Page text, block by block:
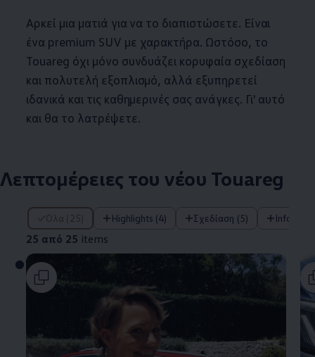
Αρκεί μια ματιά για να το διαπιστώσετε. Είναι
ένα premium SUV με χαρακτήρα. Ωστόσο, το
Touareg όχι μόνο συνδυάζει κορυφαία σχεδίαση
και πολυτελή εξοπλισμό, αλλά εξυπηρετεί
ιδανικά και τις καθημερινές σας ανάγκες. Γι' αυτό
και θα το λατρέψετε.
Λεπτομέρειες του νέου Touareg
Όλα (25) Highlights (4) Σχεδίαση (5)
25 από 25 items
25 από 25 items